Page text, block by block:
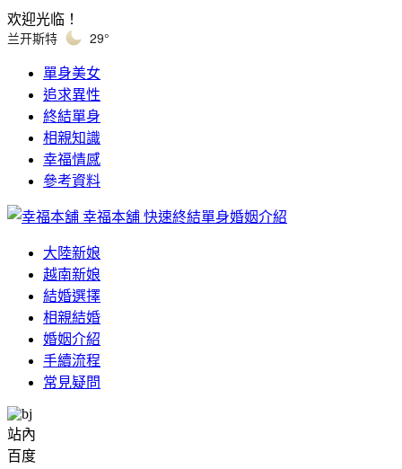
欢迎光临！
兰开斯特 29°
單身美女
追求異性
終結單身
相親知識
幸福情感
參考資料
幸福本舖 快速終結單身婚姻介紹
大陸新娘
越南新娘
結婚選擇
相親結婚
婚姻介紹
手續流程
常見疑問
站內
百度